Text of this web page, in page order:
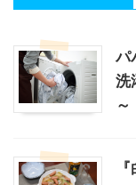
パ
洗
～